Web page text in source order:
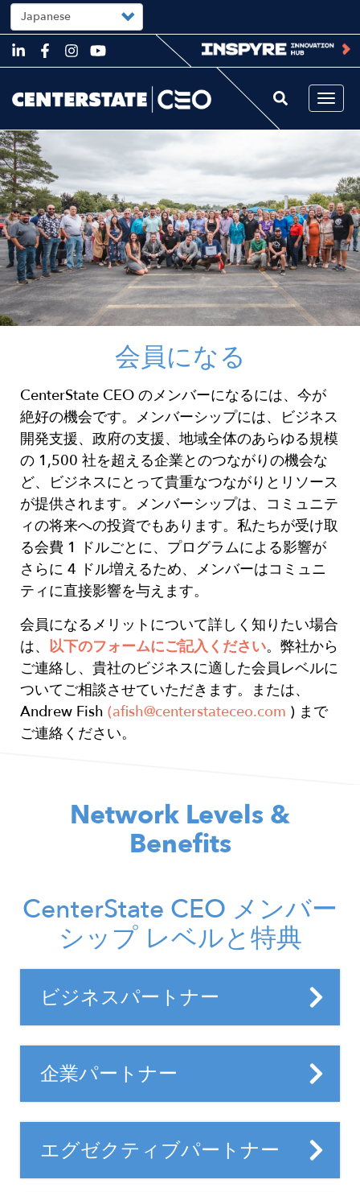
Skip
to
content
Select
your
language
Image
会員になる
CenterState CEO のメンバーになるには、今が
絶好の機会です。メンバーシップには、ビジネス
開発支援、政府の支援、地域全体のあらゆる規模
の 1,500 社を超える企業とのつながりの機会な
ど、ビジネスにとって貴重なつながりとリソース
が提供されます。 メンバーシップは、コミュニテ
ィの将来への投資でもあります。私たちが受け取
る会費 1 ドルごとに、プログラムによる影響が
さらに 4 ドル増えるため、メンバーはコミュニ
ティに直接影響を与えます。
会員になるメリットについて詳しく知りたい場合
は、 以下のフォームにご記入ください。弊社から
ご連絡し、貴社のビジネスに適した会員レベルに
ついてご相談させていただきます。または、
Andrew Fish (afish@centerstateceo.com ) まで
ご連絡ください。
Network Levels &
Benefits
Headline
CenterState CEO メンバー
シップ レベルと特典
Answers
Title
ビジネスパートナー
Details
ビジネス パートナーは、持続可能な成長戦
略を管理するために必要なサポートを受け
ます。このレベルのメンバーは、デジタル
与を必要とする、伝統的に確立された企業
です。
Title
企業パートナー
Details
地域および地方のビジネスリーダーとし
て、コーポレート パートナーはイノベーシ
ョンの先導と地域経済の変革において果た
Title
エグゼクティブパートナー
Details
地域および地方のビジネスリーダーとし